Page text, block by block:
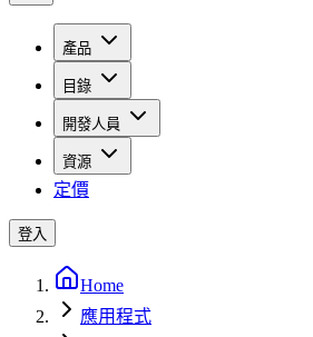
產品
目錄
開發人員
資源
定價
登入
Home
應用程式